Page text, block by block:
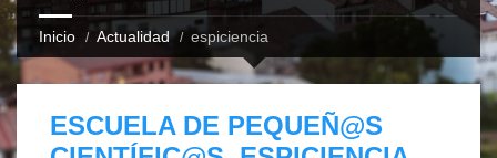
Inicio Actualidad espiciencia
ESCUELA DE PEQUEÑ@S